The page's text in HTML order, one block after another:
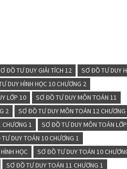
ĐỒ TƯ DUY GIẢI TÍCH 12
SƠ ĐỒ TƯ DUY
DUY HÌNH HỌC 10 CHƯƠNG 2
LỚP 10
SƠ ĐỒ TƯ DUY MÔN TOÁN 11
2
SƠ ĐỒ TƯ DUY MÔN TOÁN 12
1
SƠ ĐỒ TƯ DUY MÔN TOÁN
DUY TOÁN 10 CHƯƠNG 1
HỌC
SƠ ĐỒ TƯ DUY TOÁN 10
SƠ ĐỒ TƯ DUY TOÁN 11 CHƯƠNG 1